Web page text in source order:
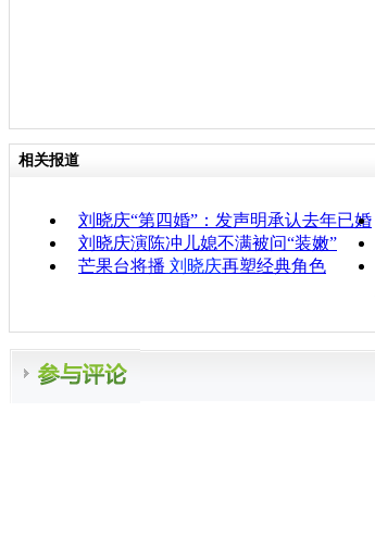
相关报道
刘晓庆“第四婚”：发声明承认去年已婚
刘晓庆演陈冲儿媳不满被问“装嫩”
芒果台将播 刘晓庆再塑经典角色